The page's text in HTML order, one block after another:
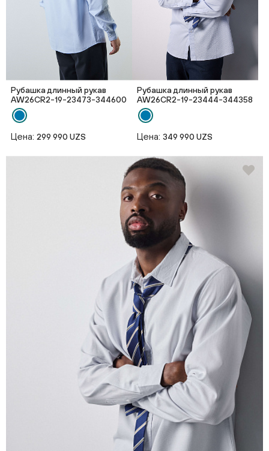
Рубашка длинный рукав
AW26CR2-19-23473-344600
Цена: 299 990 UZS
Рубашка длинный рукав
AW26CR2-19-23444-344358
Цена: 349 990 UZS